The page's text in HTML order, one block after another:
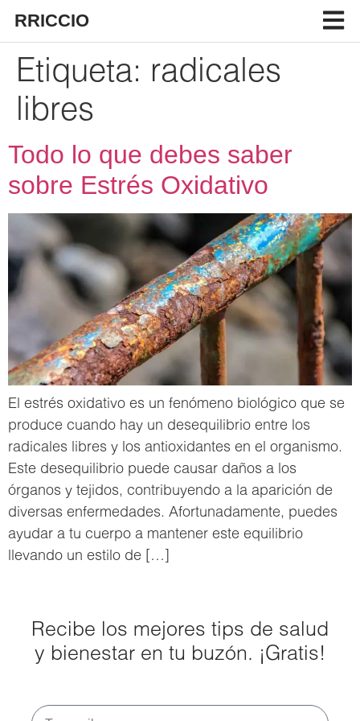
RRICCIO
Etiqueta: radicales
libres
Todo lo que debes saber
sobre Estrés Oxidativo
El estrés oxidativo es un fenómeno biológico que se
produce cuando hay un desequilibrio entre los
radicales libres y los antioxidantes en el organismo.
Este desequilibrio puede causar daños a los
órganos y tejidos, contribuyendo a la aparición de
diversas enfermedades. Afortunadamente, puedes
ayudar a tu cuerpo a mantener este equilibrio
llevando un estilo de […]
Recibe los mejores tips de salud
y bienestar en tu buzón. ¡Gratis!